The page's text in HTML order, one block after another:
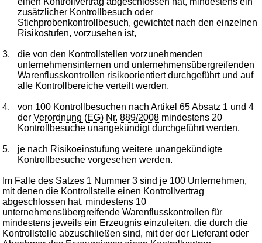
zusätzlicher Kontrollbesuch oder
Stichprobenkontrollbesuch, gewichtet nach den einzelnen
Risikostufen, vorzusehen ist,
3.
die von den Kontrollstellen vorzunehmenden
unternehmensinternen und unternehmensübergreifenden
Warenflusskontrollen risikoorientiert durchgeführt und auf
alle Kontrollbereiche verteilt werden,
4.
von 100 Kontrollbesuchen nach Artikel 65 Absatz 1 und 4
derVerordnung (EG) Nr. 889/2008 mindestens 20
Kontrollbesuche unangekündigt durchgeführt werden,
5.
je nach Risikoeinstufung weitere unangekündigte
Kontrollbesuche vorgesehen werden.
Im Falle des Satzes 1 Nummer 3 sind je 100 Unternehmen,
mit denen die Kontrollstelle einen Kontrollvertrag
abgeschlossen hat, mindestens 10
unternehmensübergreifende Warenflusskontrollen für
mindestens jeweils ein Erzeugnis einzuleiten, die durch die
Kontrollstelle abzuschließen sind, mit der der Lieferant oder